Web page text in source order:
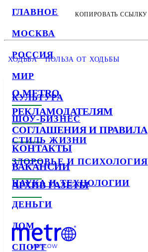
ГЛАВНОЕ
МОСКВА
РОССИЯ
МИР
КУЛЬТУРА
ШОУ-БИЗНЕС
СТИЛЬ ЖИЗНИ
ЗДОРОВЬЕ И ПСИХОЛОГИЯ
НАУКА И ТЕХНОЛОГИИ
ДЕНЬГИ
ДОМ
СПОРТ
КОПИРОВАТЬ ССЫЛКУ
ХОДЬБА ПОЛЬЗА ОТ ХОДЬБЫ
О METRO
РЕКЛАМОДАТЕЛЯМ
СОГЛАШЕНИЯ И ПРАВИЛА
КОНТАКТЫ
ВАКАНСИИ
АРХИВ ГАЗЕТЫ